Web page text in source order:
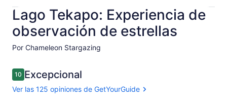
Lago Tekapo: Experiencia de
observación de estrellas
Por Chameleon Stargazing
Opiniones
1010 de 10
Excepcional
Ver las 125 opiniones de GetYourGuide